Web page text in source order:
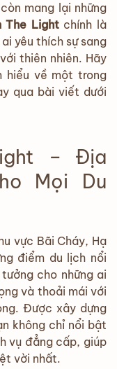
mang lại những
The Lightchính là
yêu thích sự sang
thiên nhiên. Hãy
về một trong
qua bài viết dưới
– Địa
Mọi Du
vực Bãi Cháy, Hạ
điểm du lịch nổi
cho những ai
và thoải mái với
Được xây dựng
không chỉ nổi bật
vụ đẳng cấp, giúp
vời nhất.